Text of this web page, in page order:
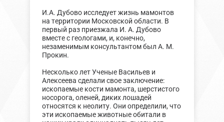
И.А. Дубово исследует жизнь мамонтов
на территории Московской области. В
первый раз приезжала И. А. Дубово
вместе с геологами, и, конечно,
незаменимым консультантом был А. М.
Прокин.
Несколько лет Ученые Васильев и
Алексеева сделали свое заключение:
ископаемые кости мамонта, шерстистого
носорога, оленей, диких лошадей
относятся к неолиту. Они определили, что
эти ископаемые животные обитали в